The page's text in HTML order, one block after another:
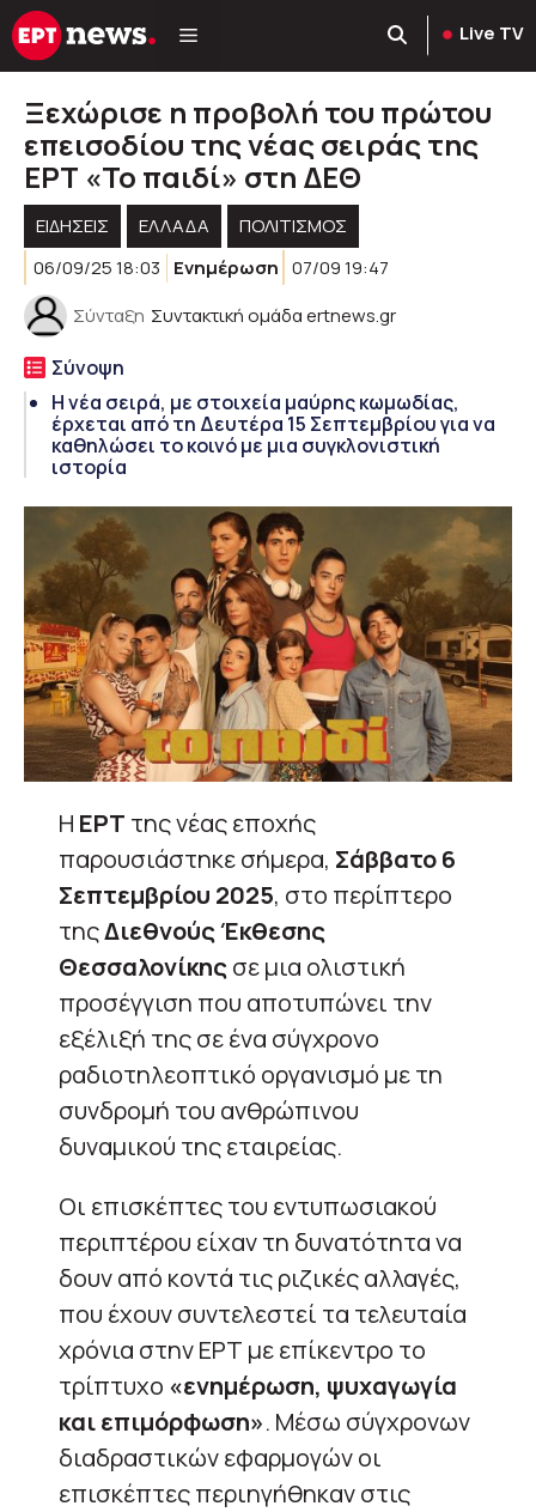
Μετάβαση
σε
Live TV
Ξεχώρισε η προβολή του πρώτου
επεισοδίου της νέας σειράς της
ΕΡΤ «Το παιδί» στη ΔΕΘ
ΕΙΔΗΣΕΙΣ ΕΛΛΑΔΑ
ΠΟΛΙΤΙΣΜΟΣ
06/09/25 18:03
Ενημέρωση 07/09 19:47
Σύνταξη Συντακτική ομάδα ertnews.gr
Σύνοψη
Η νέα σειρά, με στοιχεία μαύρης κωμωδίας,
έρχεται από τη Δευτέρα 15 Σεπτεμβρίου για να
καθηλώσει το κοινό με μια συγκλονιστική
ιστορία
Η ΕΡΤ της νέας εποχής
παρουσιάστηκε σήμερα, Σάββατο 6
Σεπτεμβρίου 2025, στο περίπτερο
τηςΔιεθνούς Έκθεσης
Θεσσαλονίκηςσε μια ολιστική
προσέγγιση που αποτυπώνει την
εξέλιξή της σε ένα σύγχρονο
ραδιοτηλεοπτικό οργανισμό με τη
συνδρομή του ανθρώπινου
δυναμικού της εταιρείας.
Οι επισκέπτες του εντυπωσιακού
περιπτέρου είχαν τη δυνατότητα να
δουν από κοντά τις ριζικές αλλαγές,
που έχουν συντελεστεί τα τελευταία
χρόνια στην ΕΡΤ με επίκεντρο το
τρίπτυχο «ενημέρωση, ψυχαγωγία
και επιμόρφωση». Μέσω σύγχρονων
διαδραστικών εφαρμογών οι
επισκέπτες περιηγήθηκαν στις